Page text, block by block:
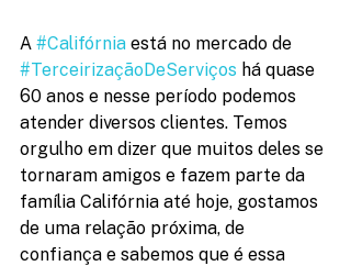
A #Califórnia está no mercado de
#TerceirizaçãoDeServiços há quase
60 anos e nesse período podemos
atender diversos clientes. Temos
orgulho em dizer que muitos deles se
tornaram amigos e fazem parte da
família Califórnia até hoje, gostamos
de uma relação próxima, de
confiança e sabemos que é essa